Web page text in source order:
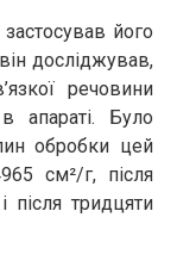
його
досліджував,
речовини
апараті. Було
обробки цей
см²/г, після
тридцяти